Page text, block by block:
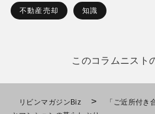
不動産売却 知識
このコラムニスト
リビンマガジンBiz >
「ご近所付き